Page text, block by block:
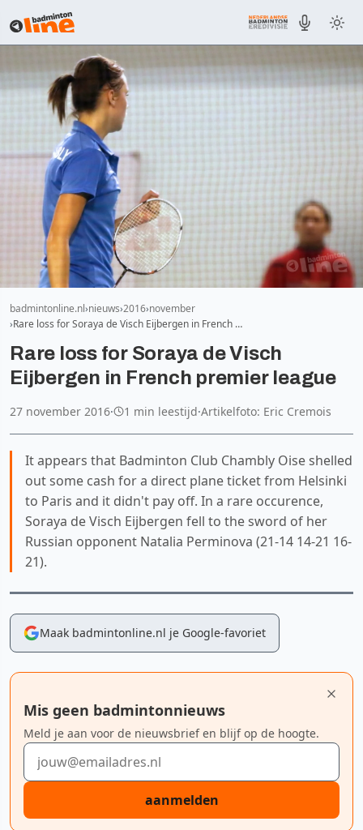
badmintonline.nl nieuws 2016 november
Rare loss for Soraya de Visch Eijbergen in French …
Rare loss for Soraya de Visch
Eijbergen in French premier league
27 november 2016· 1 min leestijd·Artikelfoto: Eric Cremois
It appears that Badminton Club Chambly Oise shelled
out some cash for a direct plane ticket from Helsinki
to Paris and it didn't pay off. In a rare occurence,
Soraya de Visch Eijbergen fell to the sword of her
Russian opponent Natalia Perminova (21-14 14-21 16-
21).
Maak badmintonline.nl je Google-favoriet
Mis geen badmintonnieuws
Meld je aan voor de nieuwsbrief en blijf op de hoogte.
E-mailadres
aanmelden